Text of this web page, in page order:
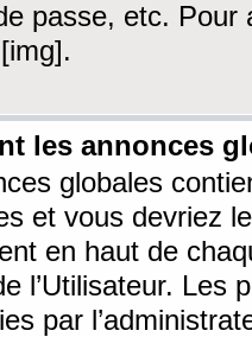
passe, etc. Pour
les annonces
globales
et vous devriez
en haut de
l’Utilisateur. Les
par